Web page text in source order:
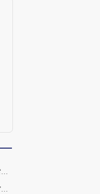
火线评论｜广东雷州“特教老师招聘违规”很雷，仍有诸多疑点
火线评论｜索贿加骚扰，执行局长如此“执行”背后的三重扭曲